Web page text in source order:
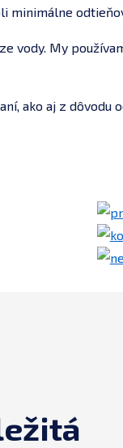
minimálne
vody. My
ako aj z dôvodu